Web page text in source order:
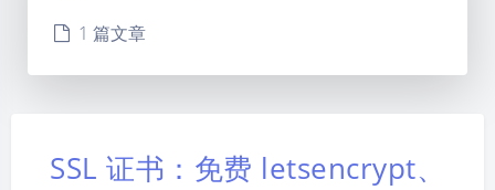
1 篇文章
SSL 证书：免费 letsencrypt、